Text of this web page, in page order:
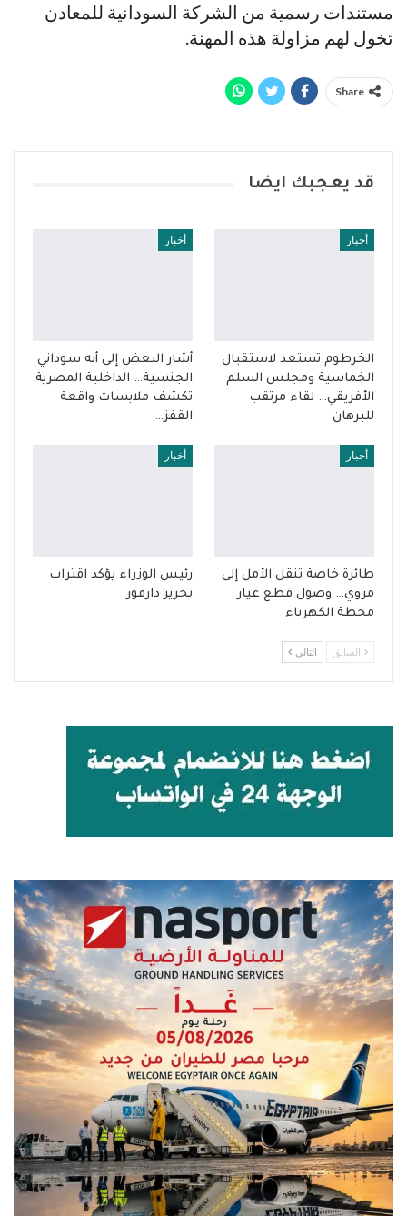
مستندات رسمية من الشركة السودانية للمعادن
تخول لهم مزاولة هذه المهنة.
Share
قد يعجبك ايضا
أخبار
الخرطوم تستعد لاستقبال
الخماسية ومجلس السلم
الأفريقي… لقاء مرتقب
للبرهان
أخبار
أشار البعض إلى أنه سوداني
الجنسية… الداخلية المصرية
تكشف ملابسات واقعة
القفز…
أخبار
طائرة خاصة تنقل الأمل إلى
مروي… وصول قطع غيار
محطة الكهرباء
أخبار
رئيس الوزراء يؤكد اقتراب
تحرير دارفور
السابق التالي